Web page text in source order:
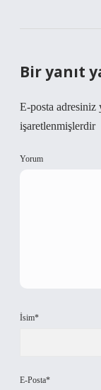
Bir yanıt
E-posta adresiniz
işaretlenmişlerdir
Yorum
İsim*
E-Posta*